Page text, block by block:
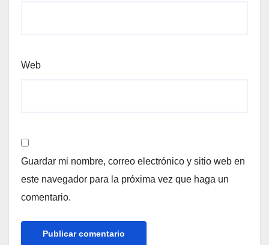
Web
Guardar mi nombre, correo electrónico y sitio web en
este navegador para la próxima vez que haga un
comentario.